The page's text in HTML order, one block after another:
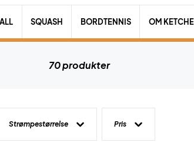
SQUASH BORDTENNIS OM
70 produkter
Strømpestørrelse Pris